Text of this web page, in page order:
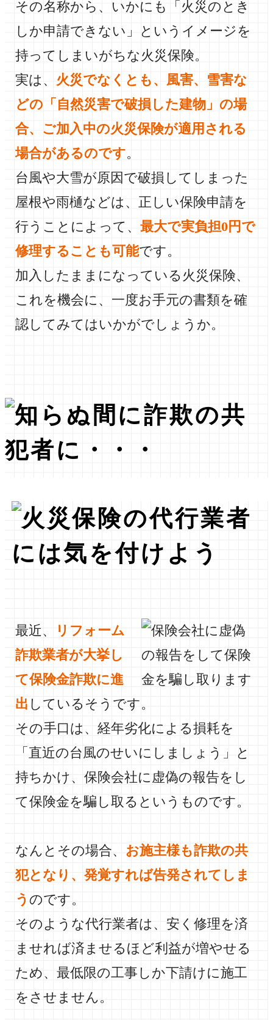
その名称から、いかにも「火災のとき
しか申請できない」というイメージを
持ってしまいがちな火災保険。
実は、 火災でなくとも、風害、雪害な
どの「自然災害で破損した建物」の場
合、ご加入中の火災保険が適用される
場合があるのです。
台風や大雪が原因で破損してしまった
屋根や雨樋などは、正しい保険申請を
行うことによって、最大で実負担0円で
修理することも可能です。
加入したままになっている火災保険、
これを機会に、一度お手元の書類を確
認してみてはいかがでしょうか。
最近、
リフォーム
詐欺業者が大挙し
て保険金詐欺に進
出 しているそうです。
その手口は、経年劣化による損耗を
「直近の台風のせいにしましょう」と
持ちかけ、保険会社に虚偽の報告をし
て保険金を騙し取るというものです。
なんとその場合、 お施主様も詐欺の共
犯となり、発覚すれば告発されてしま
うのです。
そのような代行業者は、安く修理を済
ませれば済ませるほど利益が増やせる
ため、最低限の工事しか下請けに施工
をさせません。